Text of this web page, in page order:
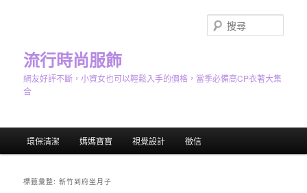
流行時尚服飾
網友好評不斷，小資女也可以輕鬆入手的價格，當季必備高CP衣著大集
合
尋
環保清潔 媽媽寶寶 視覺設計 徵信
標籤彙整:新竹到府坐月子